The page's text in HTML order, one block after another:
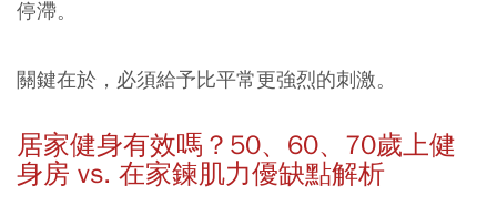
停滯。
關鍵在於，必須給予比平常更強烈的刺激。
居家健身有效嗎？50、60、70歲上健
身房 vs. 在家鍊肌力優缺點解析